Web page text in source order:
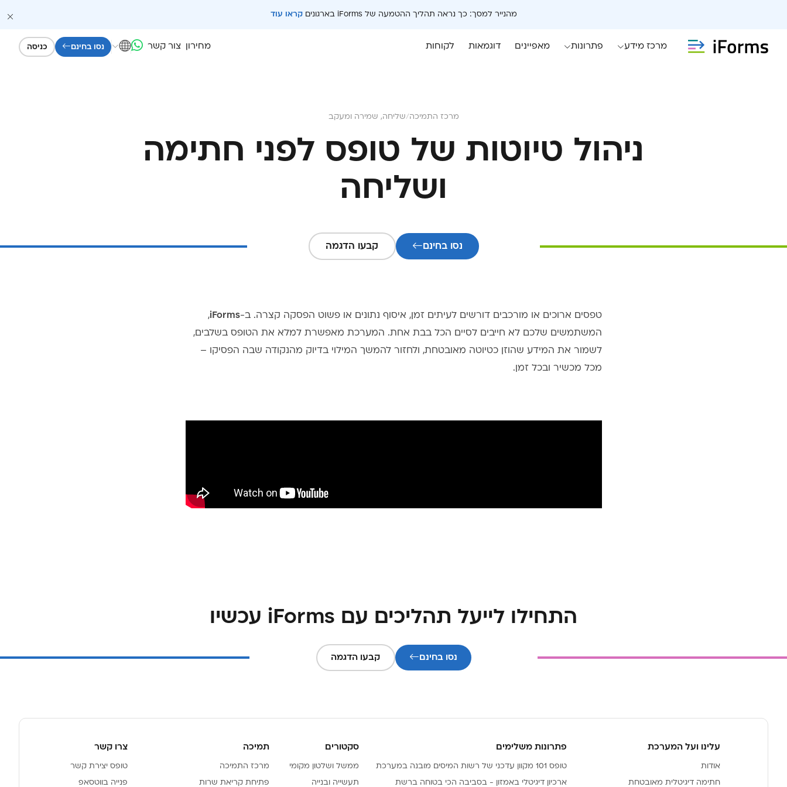
מהנייר למסך: כך נראה תהליך ההטמעה של iForms בארגונים קראו עוד
מרכז מידע פתרונות מאפיינים דוגמאות לקוחות מחירון צור קשר נסו בחינם כניסה
מרכז התמיכה/שליחה, שמירה ומעקב
ניהול טיוטות של טופס לפני חתימה
ושליחה
נסו בחינם קבעו הדגמה
טפסים ארוכים או מורכבים דורשים לעיתים זמן, איסוף נתונים או פשוט הפסקה קצרה. ב-iForms
,
המשתמשים שלכם לא חייבים לסיים הכל בבת אחת. המערכת מאפשרת למלא את הטופס בשלבים,
לשמור את המידע שהוזן כטיוטה מאובטחת, ולחזור להמשך המילוי בדיוק מהנקודה שבה הפסיקו –
מכל מכשיר ובכל זמן.
התחילו לייעל תהליכים עם iForms עכשיו
נסו בחינם קבעו הדגמה
עלינו ועל המערכת
אודות
חתימה דיגיטלית מאובטחת
פתרונות משלימים
טופס 101 מקוון עדכני של רשות המיסים מובנה במערכת
ארכיון דיגיטלי באמזון - בסביבה הכי בטוחה ברשת
סקטורים
ממשל ושלטון מקומי
תעשייה ובנייה
תמיכה
מרכז התמיכה
פתיחת קריאת שרות
צרו קשר
טופס יצירת קשר
פנייה בווטסאפ